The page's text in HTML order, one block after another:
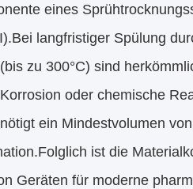
eines
langfristiger Spülung
zu 300°C) sind
oder chemische
ein Mindestvolumen
ist die
Geräten für moderne